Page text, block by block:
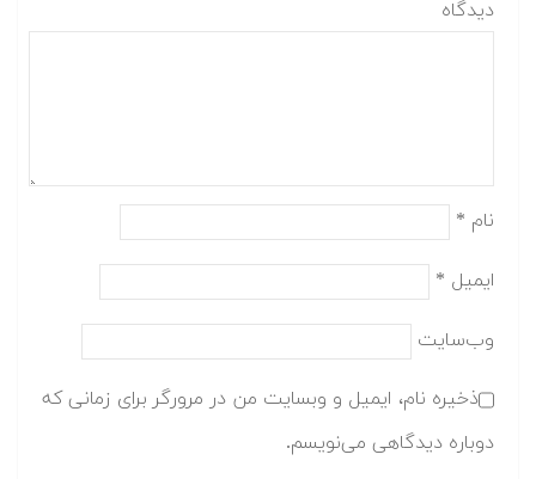
دیدگاه
نام *
ایمیل *
وب‌سایت
ذخیره نام، ایمیل و وبسایت من در مرورگر برای زمانی که
دوباره دیدگاهی می‌نویسم.